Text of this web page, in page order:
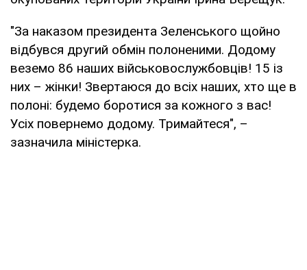
"За наказом президента Зеленського щойно
відбувся другий обмін полоненими. Додому
веземо 86 наших військовослужбовців! 15 із
них – жінки! Звертаюся до всіх наших, хто ще в
полоні: будемо боротися за кожного з вас!
Усіх повернемо додому. Тримайтеся", –
зазначила міністерка.